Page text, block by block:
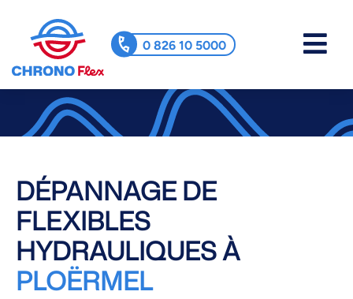
0 826 10 5000
DÉPANNAGE DE
FLEXIBLES
HYDRAULIQUES À
PLOËRMEL